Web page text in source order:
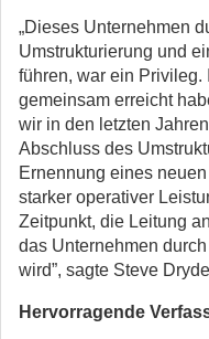
„Dieses Unternehmen
Umstrukturierung und
führen, war ein Privileg.
gemeinsam erreicht
wir in den letzten
Abschluss des
Ernennung eines
starker operativer
Zeitpunkt, die Leitung
das Unternehmen
wird”, sagte Steve
Hervorragende